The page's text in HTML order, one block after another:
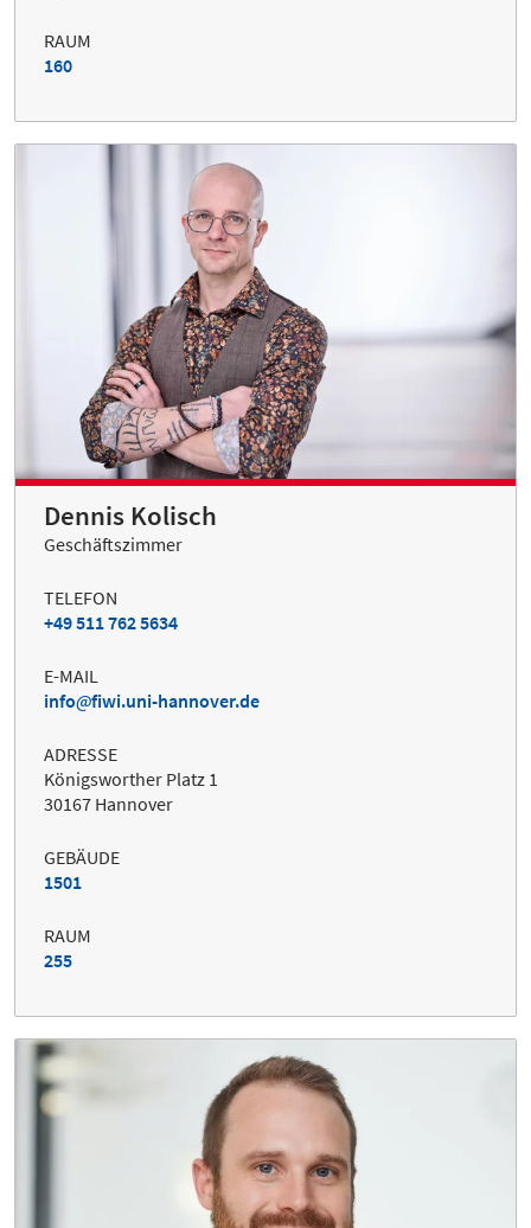
RAUM
160
Dennis Kolisch
Geschäftszimmer
TELEFON
+49 511 762 5634
E-MAIL
info
fiwi.uni-hannover.de
ADRESSE
Königsworther Platz 1
30167 Hannover
GEBÄUDE
1501
RAUM
255